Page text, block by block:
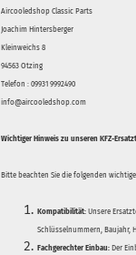
Aircooledshop Classic Parts
Joachim Hintersberger
Kleinweichs 8
94563 Otzing
Telefon : 09931 9992490
info@aircooledshop.com
Wichtiger Hinweis zu unseren KFZ-
Bitte beachten Sie die folgenden
Kompatibilität: Unsere
Schlüsselnummern, Baujahr,
Fachgerechter Einbau: Der